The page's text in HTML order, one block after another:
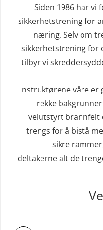
Siden 1986 har vi
sikkerhetstrening for
næring. Selv om
sikkerhetstrening for
tilbyr vi
Instruktørene våre er
rekke
velutstyrt brannfelt
trengs for å bistå
sikre
deltakerne alt de